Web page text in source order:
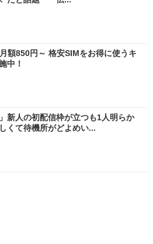
額850円～ 格安SIMをお得に使うキ
中！
新人の初配信枠が立つも1人明らか
くて待機所がどよめい...